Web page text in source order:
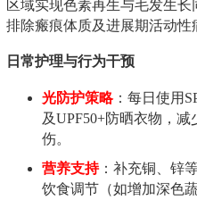
区域实现色素再生与毛发生长
排除瘢痕体质及进展期活动性
日常护理与行为干预
光防护策略：每日使用
及UPF50+防晒衣物，
伤。
营养支持：补充铜、锌
饮食调节（如增加深色